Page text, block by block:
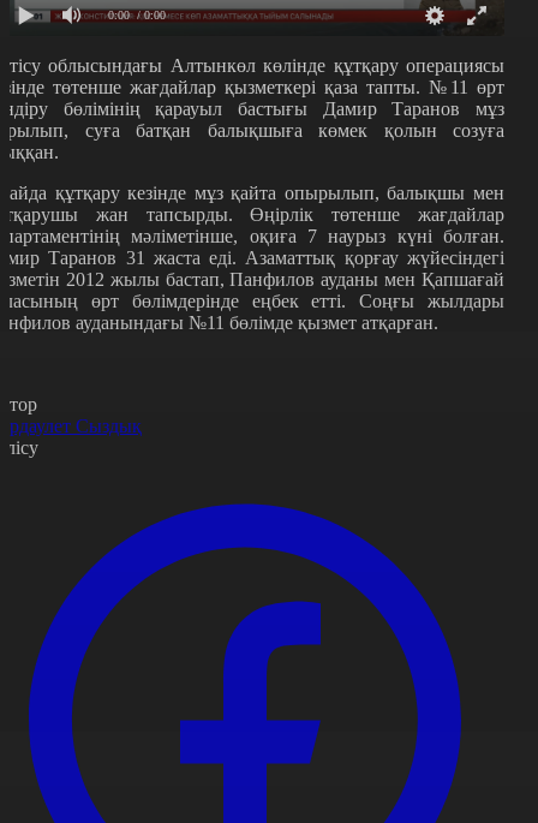
0:00 / 0:00
облысындағы Алтынкөл көлінде құтқару операциясы
төтенше жағдайлар қызметкері қаза тапты. №11 өрт
бөлімінің қарауыл бастығы Дамир Таранов мұз
суға батқан балықшыға көмек қолын созуға
құтқару кезінде мұз қайта опырылып, балықшы мен
жан тапсырды. Өңірлік төтенше жағдайлар
мәліметінше, оқиға 7 наурыз күні болған.
Таранов 31 жаста еді. Азаматтық қорғау жүйесіндегі
2012 жылы бастап, Панфилов ауданы мен Қапшағай
өрт бөлімдерінде еңбек етті. Соңғы жылдары
ауданындағы №11 бөлімде қызмет атқарған.
Сыздық